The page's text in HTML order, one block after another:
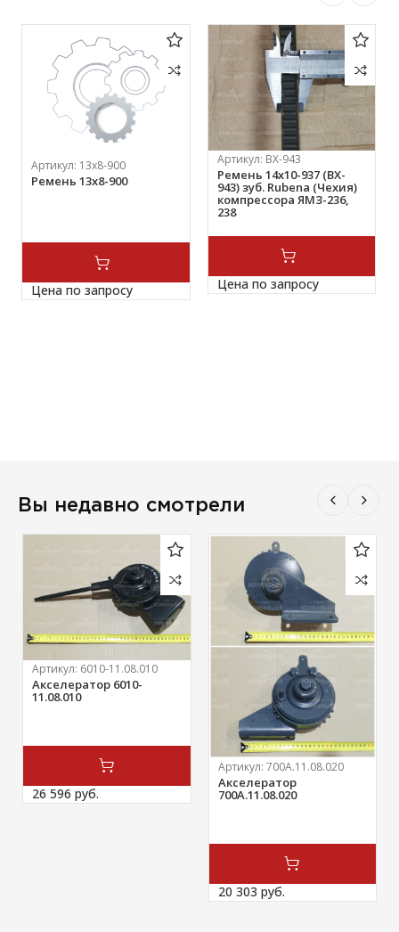
Артикул: 13х8-900
Ремень 13х8-900
Цена по запросу
Артикул: BX-943
Ремень 14х10-937 (BX-
943) зуб. Rubena (Чехия)
компрессора ЯМЗ-236,
238
Цена по запросу
Вы недавно смотрели
Артикул: 6010-11.08.010
Акселератор 6010-
11.08.010
26 596 руб.
Артикул: 700А.11.08.020
Акселератор
700А.11.08.020
20 303 руб.